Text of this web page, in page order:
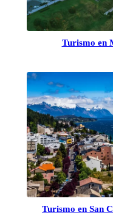
Turismo en
Turismo en San